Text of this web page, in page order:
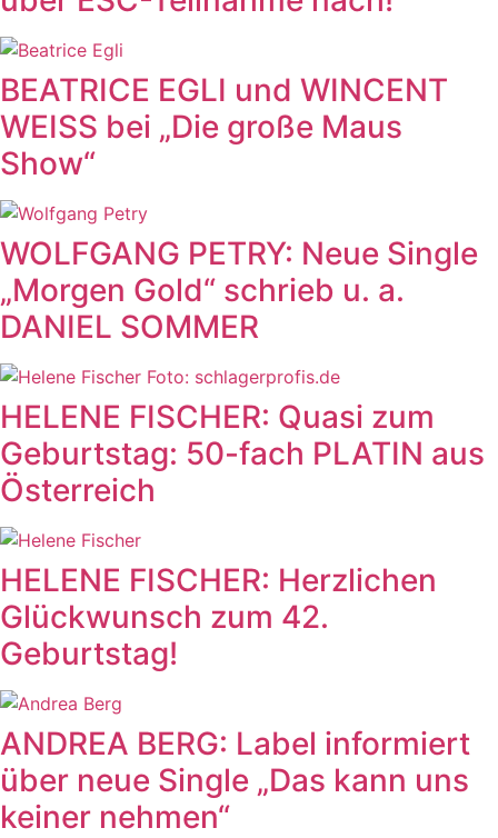
BEATRICE EGLI und WINCENT
WEISS bei „Die große Maus
Show“
WOLFGANG PETRY: Neue Single
„Morgen Gold“ schrieb u. a.
DANIEL SOMMER
HELENE FISCHER: Quasi zum
Geburtstag: 50-fach PLATIN aus
Österreich
HELENE FISCHER: Herzlichen
Glückwunsch zum 42.
Geburtstag!
ANDREA BERG: Label informiert
über neue Single „Das kann uns
keiner nehmen“